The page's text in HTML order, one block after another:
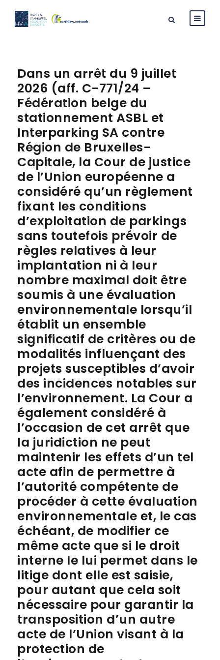
Dans un arrêt du 9 juillet
2026 (aff. C-771/24 –
Fédération belge du
stationnement ASBL et
Interparking SA contre
Région de Bruxelles-
Capitale, la Cour de justice
de l’Union européenne a
considéré qu’un règlement
fixant les conditions
d’exploitation de parkings
sans toutefois prévoir de
règles relatives à leur
implantation ni à leur
nombre maximal doit être
soumis à une évaluation
environnementale lorsqu’il
établit un ensemble
significatif de critères ou de
modalités influençant des
projets susceptibles d’avoir
des incidences notables sur
l’environnement. La Cour a
également considéré à
l’occasion de cet arrêt que
la juridiction ne peut
maintenir les effets d’un tel
acte afin de permettre à
l’autorité compétente de
procéder à cette évaluation
environnementale et, le cas
échéant, de modifier ce
même acte que si le droit
interne le lui permet dans le
litige dont elle est saisie,
pour autant que cela soit
nécessaire pour garantir la
transposition d’un autre
acte de l’Union visant à la
protection de